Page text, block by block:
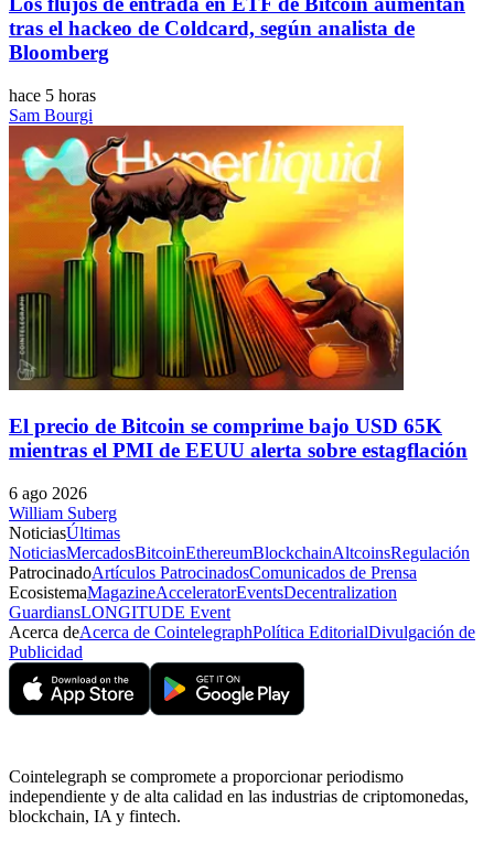
tras el hackeo de Coldcard, según analista de
Bloomberg
hace 5 horas
Sam Bourgi
El precio de Bitcoin se comprime bajo USD 65K
mientras el PMI de EEUU alerta sobre estagflación
6 ago 2026
William Suberg
NoticiasÚltimas
NoticiasMercadosBitcoinEthereumBlockchainAltcoinsRegulación
PatrocinadoArtículos PatrocinadosComunicados de Prensa
EcosistemaMagazineAcceleratorEventsDecentralization
GuardiansLONGITUDE Event
Acerca deAcerca de CointelegraphPolítica EditorialDivulgación de
Publicidad
Cointelegraph se compromete a proporcionar periodismo
independiente y de alta calidad en las industrias de criptomonedas,
blockchain, IA y fintech.